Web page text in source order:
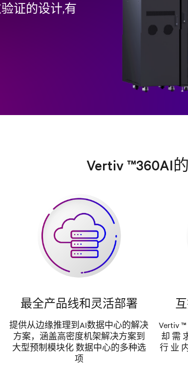
证的设计,有
Vertiv ™360AI
最全产品线和灵活部署
提供从边缘推理到AI数据中心的解决
方案，涵盖高密度机架解决方案到
大型预制模块化 数据中心的多种选
项
Vertiv
却 需
行 业